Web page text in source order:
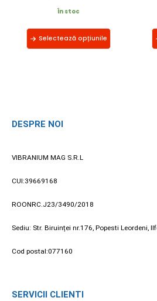
În stoc
Selectează opțiunile
DESPRE NOI
VIBRANIUM MAG S.R.L
CUI:39669168
ROONRC.J23/3490/2018
Sediu: Str. Biruinței nr.176, Popesti Leordeni,
Cod postal:077160
SERVICII CLIENTI